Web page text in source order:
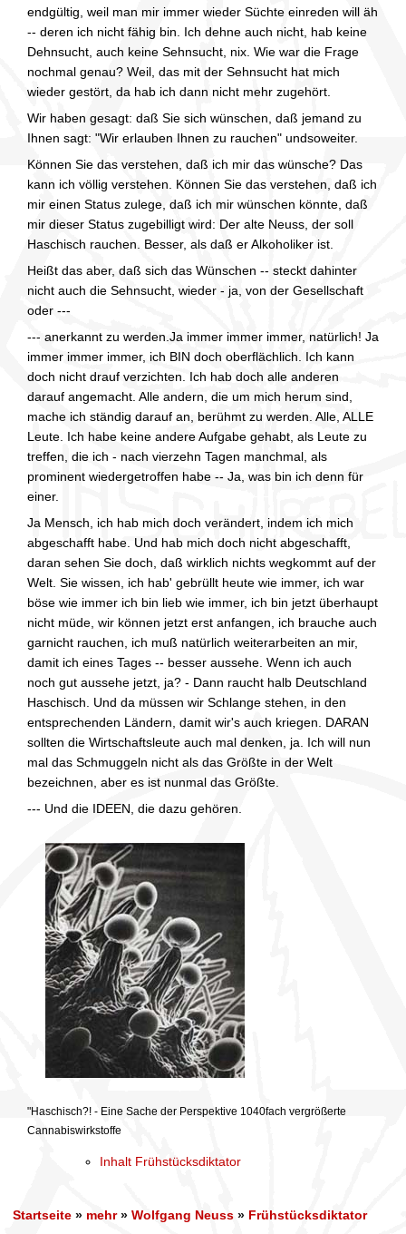
endgültig, weil man mir immer wieder Süchte einreden will äh
-- deren ich nicht fähig bin. Ich dehne auch nicht, hab keine
Dehnsucht, auch keine Sehnsucht, nix. Wie war die Frage
nochmal genau? Weil, das mit der Sehnsucht hat mich
wieder gestört, da hab ich dann nicht mehr zugehört.
Wir haben gesagt: daß Sie sich wünschen, daß jemand zu
Ihnen sagt: "Wir erlauben Ihnen zu rauchen" undsoweiter.
Können Sie das verstehen, daß ich mir das wünsche? Das
kann ich völlig verstehen. Können Sie das verstehen, daß ich
mir einen Status zulege, daß ich mir wünschen könnte, daß
mir dieser Status zugebilligt wird: Der alte Neuss, der soll
Haschisch rauchen. Besser, als daß er Alkoholiker ist.
Heißt das aber, daß sich das Wünschen -- steckt dahinter
nicht auch die Sehnsucht, wieder - ja, von der Gesellschaft
oder ---
--- anerkannt zu werden.Ja immer immer immer, natürlich! Ja
immer immer immer, ich BIN doch oberflächlich. Ich kann
doch nicht drauf verzichten. Ich hab doch alle anderen
darauf angemacht. Alle andern, die um mich herum sind,
mache ich ständig darauf an, berühmt zu werden. Alle, ALLE
Leute. Ich habe keine andere Aufgabe gehabt, als Leute zu
treffen, die ich - nach vierzehn Tagen manchmal, als
prominent wiedergetroffen habe -- Ja, was bin ich denn für
einer.
Ja Mensch, ich hab mich doch verändert, indem ich mich
abgeschafft habe. Und hab mich doch nicht abgeschafft,
daran sehen Sie doch, daß wirklich nichts wegkommt auf der
Welt. Sie wissen, ich hab' gebrüllt heute wie immer, ich war
böse wie immer ich bin lieb wie immer, ich bin jetzt überhaupt
nicht müde, wir können jetzt erst anfangen, ich brauche auch
garnicht rauchen, ich muß natürlich weiterarbeiten an mir,
damit ich eines Tages -- besser aussehe. Wenn ich auch
noch gut aussehe jetzt, ja? - Dann raucht halb Deutschland
Haschisch. Und da müssen wir Schlange stehen, in den
entsprechenden Ländern, damit wir's auch kriegen. DARAN
sollten die Wirtschaftsleute auch mal denken, ja. Ich will nun
mal das Schmuggeln nicht als das Größte in der Welt
bezeichnen, aber es ist nunmal das Größte.
--- Und die IDEEN, die dazu gehören.
"Haschisch?! - Eine Sache der Perspektive 1040fach vergrößerte
Cannabiswirkstoffe
Inhalt Frühstücksdiktator
Startseite » mehr» Wolfgang Neuss » Frühstücksdiktator